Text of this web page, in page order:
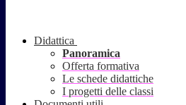
Didattica
Panoramica
Offerta formativa
Le schede didattiche
I progetti delle classi